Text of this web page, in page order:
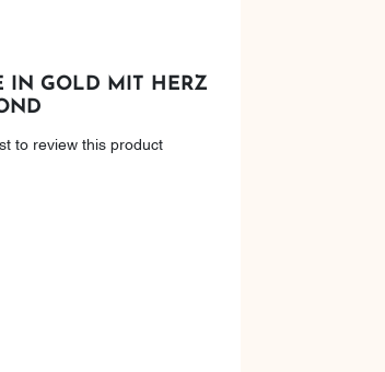
IN GOLD MIT HERZ
to review this product